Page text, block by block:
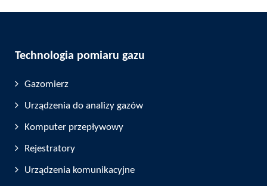
Technologia pomiaru gazu
Gazomierz
Urządzenia do analizy gazów
Komputer przepływowy
Rejestratory
Urządzenia komunikacyjne